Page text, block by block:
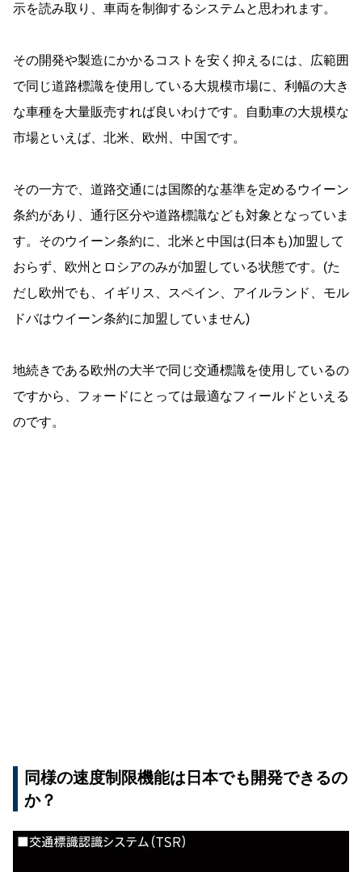
示を読み取り、車両を制御するシステムと思われます。
その開発や製造にかかるコストを安く抑えるには、広範囲
で同じ道路標識を使用している大規模市場に、利幅の大き
な車種を大量販売すれば良いわけです。自動車の大規模な
市場といえば、北米、欧州、中国です。
その一方で、道路交通には国際的な基準を定めるウイーン
条約があり、通行区分や道路標識なども対象となっていま
す。そのウイーン条約に、北米と中国は(日本も)加盟して
おらず、欧州とロシアのみが加盟している状態です。(た
だし欧州でも、イギリス、スペイン、アイルランド、モル
ドバはウイーン条約に加盟していません)
地続きである欧州の大半で同じ交通標識を使用しているの
ですから、フォードにとっては最適なフィールドといえる
のです。
同様の速度制限機能は日本でも開発できるの
か？